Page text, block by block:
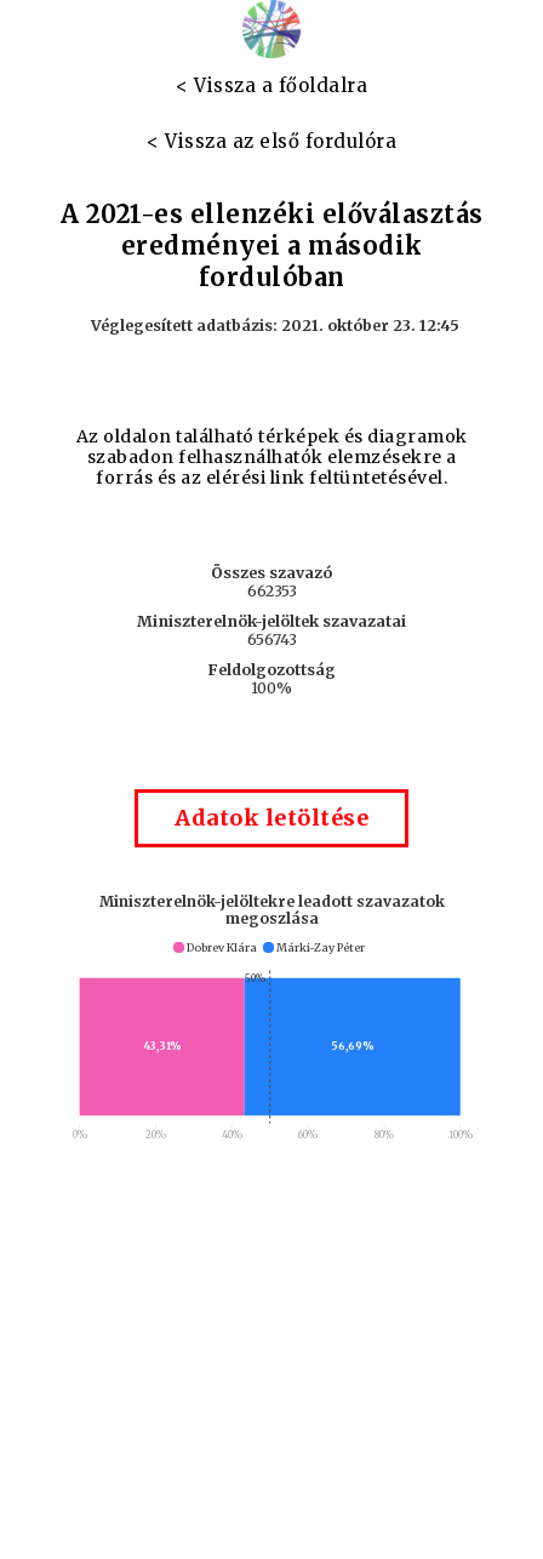
< Vissza a főoldalra
< Vissza az első fordulóra
A 2021-es ellenzéki előválasztás
eredményei a második
fordulóban
Az oldalon található térképek és diagramok
szabadon felhasználhatók elemzésekre a
forrás és az elérési link feltüntetésével.
Adatok letöltése